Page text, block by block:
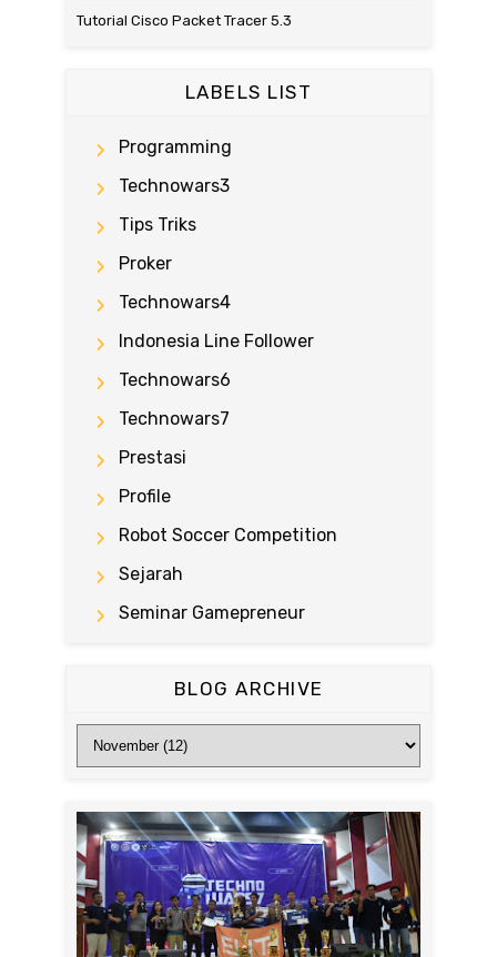
Tutorial Cisco Packet Tracer 5.3
LABELS LIST
Programming
Technowars3
Tips Triks
Proker
Technowars4
Indonesia Line Follower
Technowars6
Technowars7
Prestasi
Profile
Robot Soccer Competition
Sejarah
Seminar Gamepreneur
BLOG ARCHIVE